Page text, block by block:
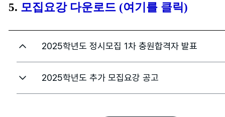
5. 모집요강 다운로드 (여기를 클릭)
2025학년도 정시모집 1차 충원합격자 발표
2025학년도 추가 모집요강 공고